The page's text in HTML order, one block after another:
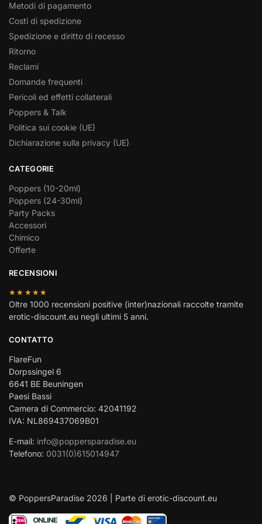
Metodi di pagamento
Costi di spedizione
Spedizione e diritto di recesso
Ritorno
Reclami
Domande frequenti
Pericoli ed effetti collaterali
Poppers & Talk
Politica sui cookie (UE)
Dichiarazione sulla privacy (UE)
CATEGORIE
Poppers (10-20ml)
Poppers (24-30ml)
Party Packs
Accessori
Chimico
Offerte
RECENSIONI
★★★★★
Oltre 1000 recensioni positive (inter)nazionali raccolte tramite
erotic-discount.eu negli ultimi 5 anni.
CONTATTO
FlareFun
Dorpssingel 6
6641 BE Beuningen
Paesi Bassi
Camera di Commercio: 42041192
IVA: NL869437069B01
E-mail: info@poppersparadise.eu
Telefono: 0031(0)615014947
© PoppersParadise 2026 | Parte di erotic-discount.eu